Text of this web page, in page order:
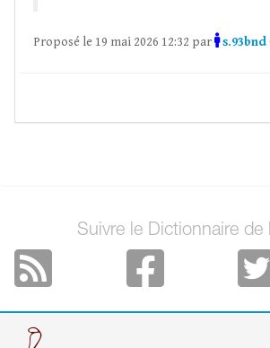
Proposé le 19 mai 2026 12:32 par s.93bnd
Suivre le Dictionnaire de